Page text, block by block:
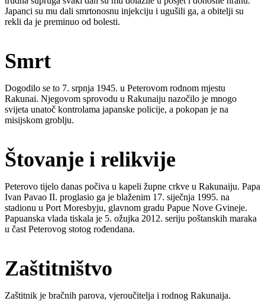
Japanci su mu dali smrtonosnu injekciju i ugušili ga, a obitelji su
rekli da je preminuo od bolesti.
Smrt
Dogodilo se to 7. srpnja 1945. u Peterovom rodnom mjestu
Rakunai. Njegovom sprovodu u Rakunaiju nazočilo je mnogo
svijeta unatoč kontrolama japanske policije, a pokopan je na
misijskom groblju.
Štovanje i relikvije
Peterovo tijelo danas počiva u kapeli župne crkve u Rakunaiju. Papa
Ivan Pavao II. proglasio ga je blaženim 17. siječnja 1995. na
stadionu u Port Moresbyju, glavnom gradu Papue Nove Gvineje.
Papuanska vlada tiskala je 5. ožujka 2012. seriju poštanskih maraka
u čast Peterovog stotog rođendana.
Zaštitništvo
Zaštitnik je bračnih parova, vjeroučitelja i rodnog Rakunaija.